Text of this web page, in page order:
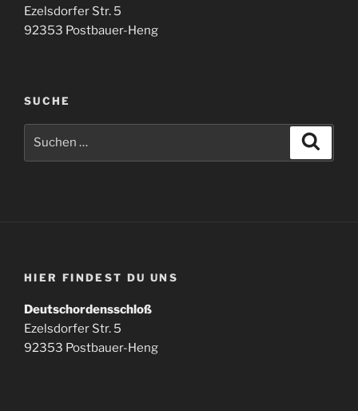
Ezelsdorfer Str. 5
92353 Postbauer-Heng
SUCHE
HIER FINDEST DU UNS
Deutschordensschloß
Ezelsdorfer Str. 5
92353 Postbauer-Heng